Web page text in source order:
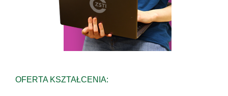
OFERTA KSZTAŁCENIA: